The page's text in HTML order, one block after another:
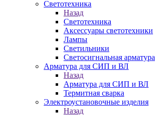
Светотехника
Назад
Светотехника
Аксессуары светотехники
Лампы
Светильники
Светосигнальная арматура
Арматура для СИП и ВЛ
Назад
Арматура для СИП и ВЛ
Термитная сварка
Электроустановочные изделия
Назад